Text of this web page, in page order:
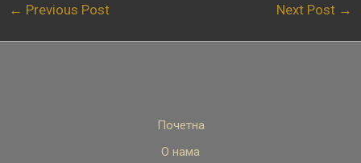
← Previous Post Next Post →
Почетна
О нама